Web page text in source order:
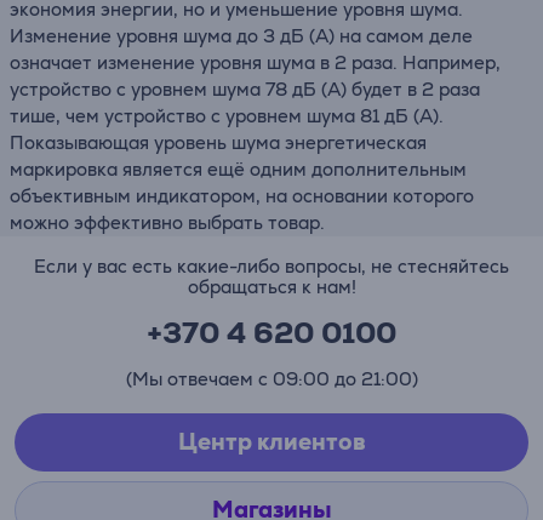
экономия энергии, но и уменьшение уровня шума.
Изменение уровня шума до 3 дБ (А) на самом деле
означает изменение уровня шума в 2 раза. Например,
устройство с уровнем шума 78 дБ (А) будет в 2 раза
тише, чем устройство с уровнем шума 81 дБ (А).
Показывающая уровень шума энергетическая
маркировка является ещё одним дополнительным
объективным индикатором, на основании которого
можно эффективно выбрать товар.
Если у вас есть какие-либо вопросы, не стесняйтесь
обращаться к нам!
+370 4 620 0100
(Мы отвечаем с 09:00 до 21:00)
Центр клиентов
Магазины